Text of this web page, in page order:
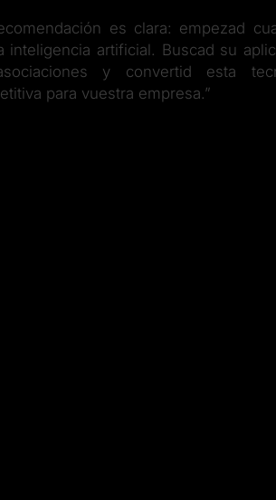
es clara: empezad
inteligencia artificial. Buscad su
y convertid esta
para vuestra empresa.”